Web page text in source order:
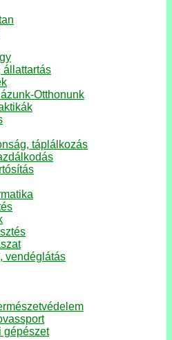
állattartás
Otthonunk
táplálkozás
vendéglátás
gépészet